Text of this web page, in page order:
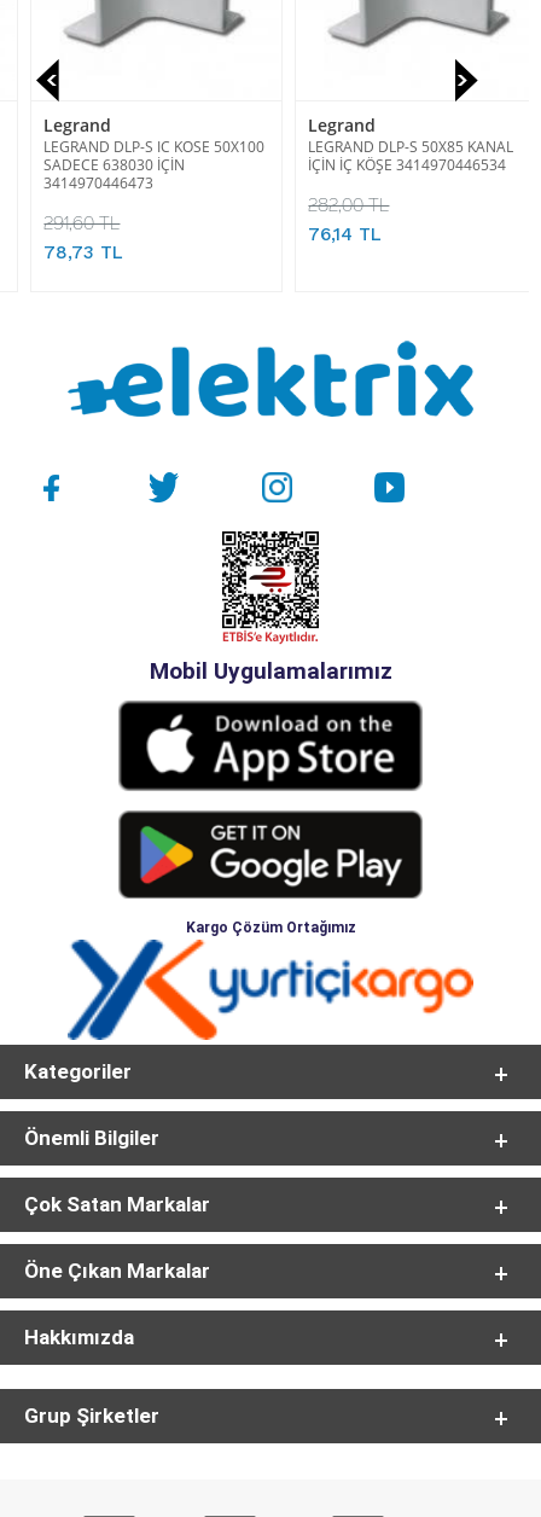
Legrand
LEGRAND DLP-S IC KOSE 50X100
SADECE 638030 İÇİN
3414970446473
291,60 TL
78,73 TL
Legrand
LEGRAND DLP-S 50X85 KANAL
İÇİN İÇ KÖŞE 3414970446534
282,00 TL
76,14 TL
Mobil Uygulamalarımız
Kargo Çözüm Ortağımız
Kategoriler
Önemli Bilgiler
Çok Satan Markalar
Öne Çıkan Markalar
Hakkımızda
Grup Şirketler